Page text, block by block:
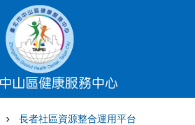
長者社區資源整合運用平台